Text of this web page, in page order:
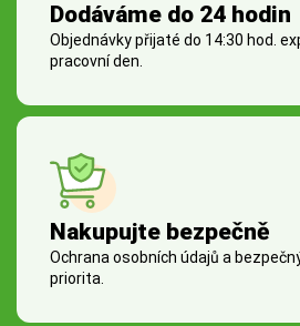
Dodáváme do 24 hodin
Objednávky přijaté do 14:30 hod.
pracovní den.
Nakupujte bezpečně
Ochrana osobních údajů a
priorita.